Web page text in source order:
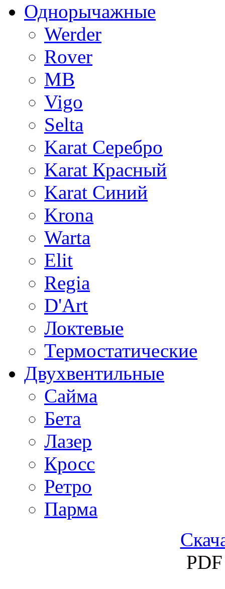
Однорычажные
Werder
Rover
MB
Vigo
Selta
Karat Серебро
Karat Красный
Karat Синий
Krona
Warta
Elit
Regia
D'Art
Локтевые
Термостатические
Двухвентильные
Сайма
Бета
Лазер
Кросс
Ретро
Парма